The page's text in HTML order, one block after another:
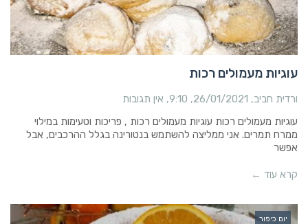
עוגיות מעמולים רכות
ורדית חביב 26/01/2021
9:10 אין תגובות
עוגיות מעמולים רכות עוגיות מעמולים רכות , פריכות וטעימות במילוי
ממרח תמרים. אני ממליצה להשתמש בנטורינה בגלל ההרכבים, אבל
אפשר
קרא עוד ←
יום כיפור